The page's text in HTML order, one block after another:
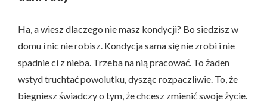
Ha, a wiesz dlaczego nie masz kondycji? Bo siedzisz w
domu i nic nie robisz. Kondycja sama się nie zrobi i nie
spadnie ci z nieba. Trzeba na nią pracować. To żaden
wstyd truchtać powolutku, dysząc rozpaczliwie. To, że
biegniesz świadczy o tym, że chcesz zmienić swoje życie.